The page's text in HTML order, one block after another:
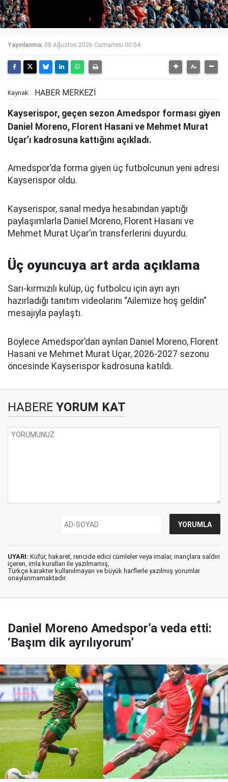
Yayınlanma: 08 Ağustos 2026 Cumartesi 00:04
Kaynak: HABER MERKEZİ
Kayserispor, geçen sezon Amedspor forması giyen
Daniel Moreno, Florent Hasani ve Mehmet Murat
Uçar’ı kadrosuna kattığını açıkladı.
Amedspor’da forma giyen üç futbolcunun yeni adresi
Kayserispor oldu.
Kayserispor, sanal medya hesabından yaptığı
paylaşımlarla Daniel Moreno, Florent Hasani ve
Mehmet Murat Uçar’ın transferlerini duyurdu.
Üç oyuncuya art arda açıklama
Sarı-kırmızılı kulüp, üç futbolcu için ayrı ayrı
hazırladığı tanıtım videolarını “Ailemize hoş geldin”
mesajıyla paylaştı.
Böylece Amedspor’dan ayrılan Daniel Moreno, Florent
Hasani ve Mehmet Murat Uçar, 2026-2027 sezonu
öncesinde Kayserispor kadrosuna katıldı.
HABERE YORUM KAT
UYARI: Küfür, hakaret, rencide edici cümleler veya imalar, inançlara saldırı
içeren, imla kuralları ile yazılmamış,
Türkçe karakter kullanılmayan ve büyük harflerle yazılmış yorumlar
onaylanmamaktadır.
Daniel Moreno Amedspor’a veda etti:
‘Başım dik ayrılıyorum’